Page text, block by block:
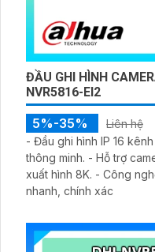
ĐẦU GHI HÌNH
NVR5816-EI2
5%-35%
Liên hệ
- Đầu ghi hình IP 16
thông minh. - Hỗ trợ
xuất hình 8K. - Công
nhanh, chính xác